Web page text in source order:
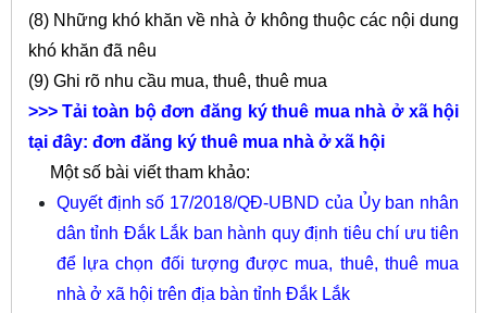
(8) Những khó khăn về nhà ở không thuộc các nội dung
khó khăn đã nêu
(9) Ghi rõ nhu cầu mua, thuê, thuê mua
>>> Tải toàn bộ đơn đăng ký thuê mua nhà ở xã hội
tại đây: đơn đăng ký thuê mua nhà ở xã hội
Một số bài viết tham khảo:
Quyết định số 17/2018/QĐ-UBND của Ủy ban nhân
dân tỉnh Đắk Lắk ban hành quy định tiêu chí ưu tiên
để lựa chọn đối tượng được mua, thuê, thuê mua
nhà ở xã hội trên địa bàn tỉnh Đắk Lắk